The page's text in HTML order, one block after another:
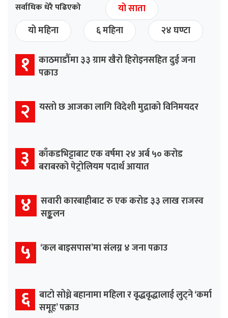
सर्वाधिक धेरै पढिएको
यो साता
यो महिना
६ महिना २४ घण्टा
१ काठमाडौँमा ३३ ग्राम खैरो हिरोइनसहित दुई जना
पक्राउ
२ यस्तो छ आजका लागि विदेशी मुद्राको विनिमयदर
३ काँकडभिट्टाबाट एक वर्षमा २४ अर्ब ५० करोड
बराबरको पेट्रोलियम पदार्थ आयात
४ सवारी कारबाहीबाट रु एक करोड ३३ लाख राजस्व
सङ्कलन
५ ‘कल बाइसपास’मा संलग्न ४ जना पक्राउ
६ बाटो सोध्ने बहानामा महिला र वृद्धवृद्धालाई लुट्ने ‘कर्मा
समूह’ पक्राउ